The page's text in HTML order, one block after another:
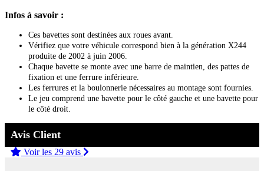
Infos à savoir :
Ces bavettes sont destinées aux roues avant.
Vérifiez que votre véhicule correspond bien à la génération X244
produite de 2002 à juin 2006.
Chaque bavette se monte avec une barre de maintien, des pattes de
fixation et une ferrure inférieure.
Les ferrures et la boulonnerie nécessaires au montage sont fournies.
Le jeu comprend une bavette pour le côté gauche et une bavette pour
le côté droit.
Avis Client
Voir les 29 avis